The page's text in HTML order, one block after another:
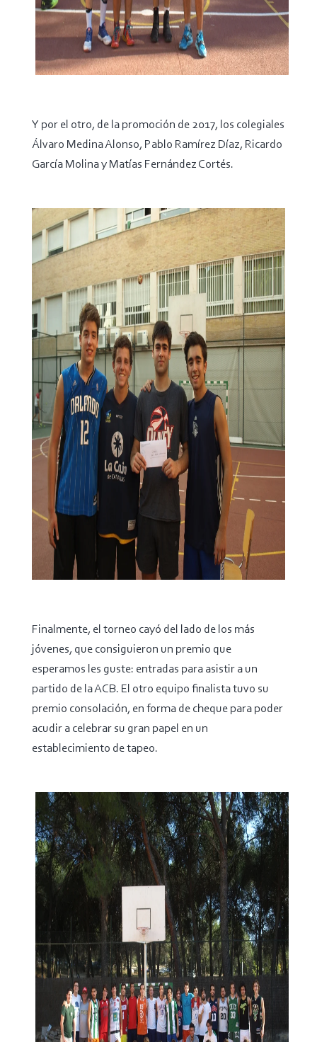
Y por el otro, de la promoción de 2017, los colegiales
Álvaro Medina Alonso, Pablo Ramírez Díaz, Ricardo
García Molina y Matías Fernández Cortés.
Finalmente, el torneo cayó del lado de los más
jóvenes, que consiguieron un premio que
esperamos les guste: entradas para asistir a un
partido de la ACB. El otro equipo finalista tuvo su
premio consolación, en forma de cheque para poder
acudir a celebrar su gran papel en un
establecimiento de tapeo.